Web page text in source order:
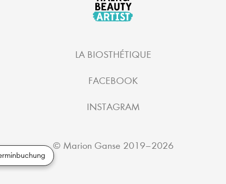
© Marion Ganse 2019–2026
LA BIOSTHÉTIQUE
FACEBOOK
INSTAGRAM